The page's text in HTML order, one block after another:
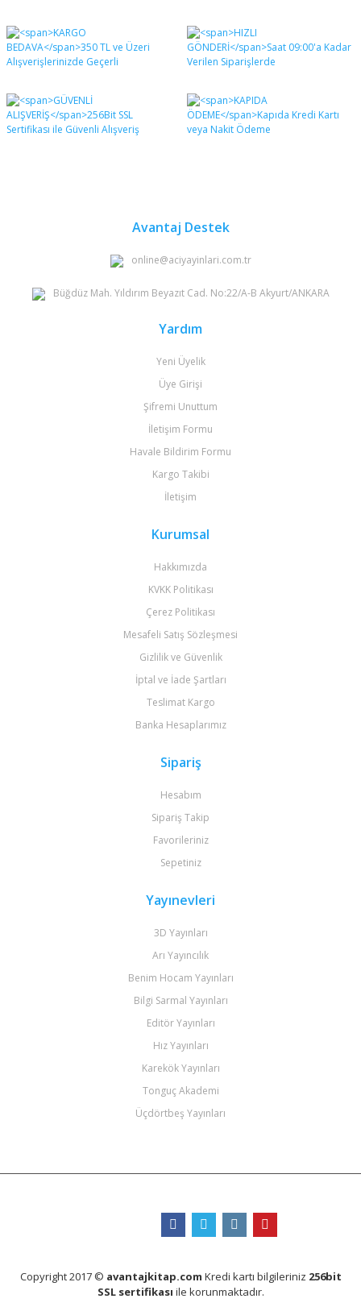
Avantaj Destek
online@aciyayinlari.com.tr
Büğdüz Mah. Yıldırım Beyazıt Cad. No:22/A-B Akyurt/ANKARA
Yardım
Yeni Üyelik
Üye Girişi
Şifremi Unuttum
İletişim Formu
Havale Bildirim Formu
Kargo Takibi
İletişim
Kurumsal
Hakkımızda
KVKK Politikası
Çerez Politikası
Mesafeli Satış Sözleşmesi
Gizlilik ve Güvenlik
İptal ve İade Şartları
Teslimat Kargo
Banka Hesaplarımız
Sipariş
Hesabım
Sipariş Takip
Favorileriniz
Sepetiniz
Yayınevleri
3D Yayınları
Arı Yayıncılık
Benim Hocam Yayınları
Bilgi Sarmal Yayınları
Editör Yayınları
Hız Yayınları
Karekök Yayınları
Tonguç Akademi
Üçdörtbeş Yayınları
Copyright 2017 © avantajkitap.com Kredi kartı bilgileriniz 256bit
SSL sertifikası ile korunmaktadır.